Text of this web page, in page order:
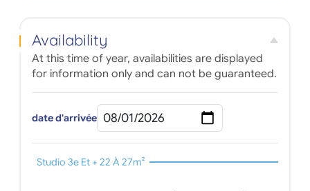
Availability
At this time of year, availabilities are displayed
for information only and can not be guaranteed.
date d'arrivée
Studio 3e Et + 22 À 27m²